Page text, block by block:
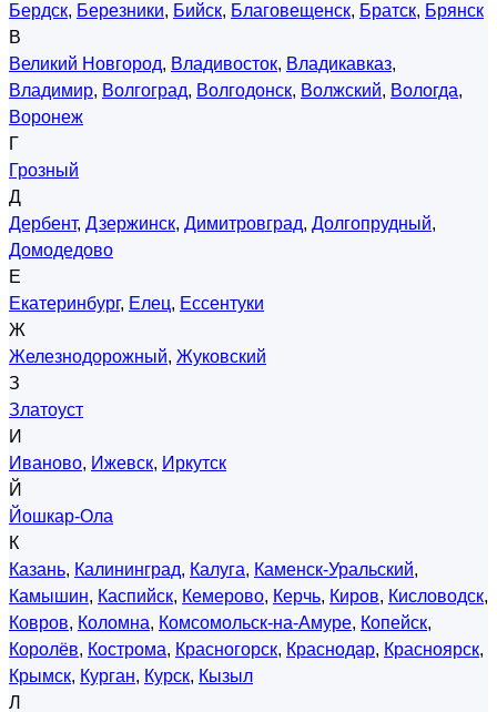
Бердск, Березники, Бийск, Благовещенск, Братск, Брянск
В
Великий Новгород, Владивосток, Владикавказ,
Владимир, Волгоград, Волгодонск, Волжский, Вологда,
Воронеж
Г
Грозный
Д
Дербент, Дзержинск, Димитровград, Долгопрудный,
Домодедово
Е
Екатеринбург, Елец, Ессентуки
Ж
Железнодорожный, Жуковский
З
Златоуст
И
Иваново, Ижевск, Иркутск
Й
Йошкар-Ола
К
Казань, Калининград, Калуга, Каменск-Уральский,
Камышин, Каспийск, Кемерово, Керчь, Киров, Кисловодск,
Ковров, Коломна, Комсомольск-на-Амуре, Копейск,
Королёв, Кострома, Красногорск, Краснодар, Красноярск,
Крымск, Курган, Курск, Кызыл
Л